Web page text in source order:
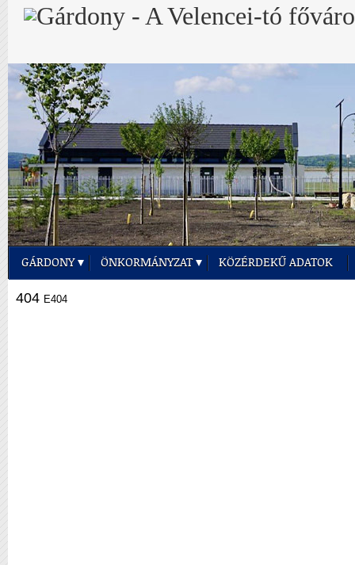
GÁRDONY ÖNKORMÁNYZAT KÖZÉRDEKŰ ADATOK
404 E404